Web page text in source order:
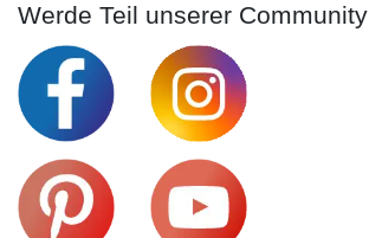
Werde Teil unserer Community